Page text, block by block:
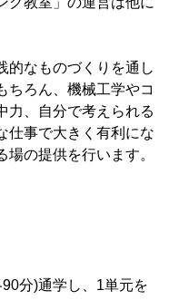
的なものづくりを通し
ちろん、機械工学やコ
力、自分で考えられる
仕事で大きく有利にな
の提供を行います。
分)通学し、1単元を